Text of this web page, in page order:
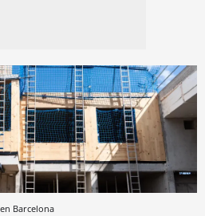
Barcelona